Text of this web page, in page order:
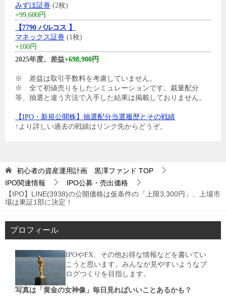
みずほ証券 (2枚)
+99,600円
【7790 バルコス 】
マネックス証券 (1枚)
+100円
2025年度、差益+698,900円
※ 差益は取引手数料を考慮していません。
※ 全て初値売りをしたシミュレーションです。裁量配分
等、抽選と違う方法で入手した結果は掲載しておりません。
【IPO・新規公開株】抽選配分当選履歴とその戦績
↑より詳しい過去の戦績はリンク先からどうぞ。
初心者の資産運用計画 黒澤ファンド TOP
IPO関連情報
IPO公募・売出価格
【IPO】LINE(3938)の公開価格は仮条件の「上限3,300円」、上場市
場は東証1部に決定！
プロフィール
IPOやFX、その他お得な情報などを書いてい
こうと思います。みんなが見やすいようなブ
ログつくりを目指します。
写真は「黄金の女神像」毎日見ればいいことあるかも？